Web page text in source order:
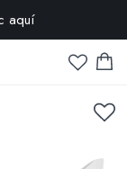
aquí
| Código: